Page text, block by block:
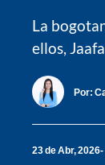
La
ellos,
Por:
23 de Abr, 2026